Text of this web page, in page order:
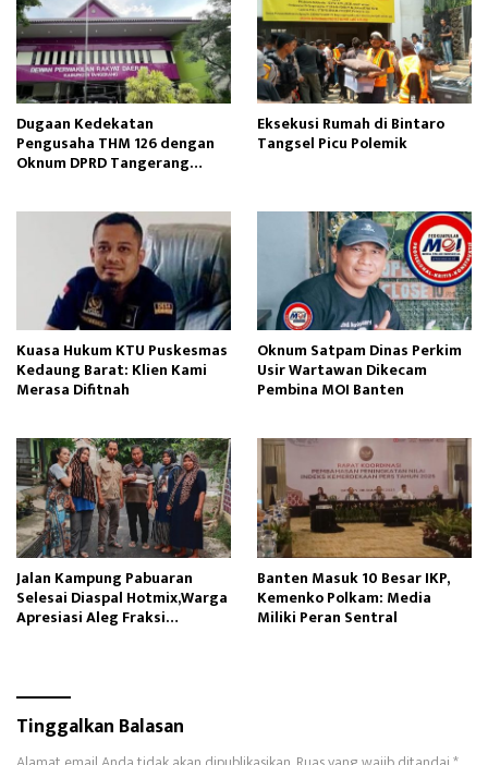
Dugaan Kedekatan
Pengusaha THM 126 dengan
Oknum DPRD Tangerang
Eksekusi Rumah di Bintaro
Tangsel Picu Polemik
Kuasa Hukum KTU Puskesmas
Kedaung Barat: Klien Kami
Merasa Difitnah
Oknum Satpam Dinas Perkim
Usir Wartawan Dikecam
Pembina MOI Banten
Jalan Kampung Pabuaran
Selesai Diaspal Hotmix,Warga
Apresiasi Aleg Fraksi
Banten Masuk 10 Besar IKP,
Kemenko Polkam: Media
Miliki Peran Sentral
Tinggalkan Balasan